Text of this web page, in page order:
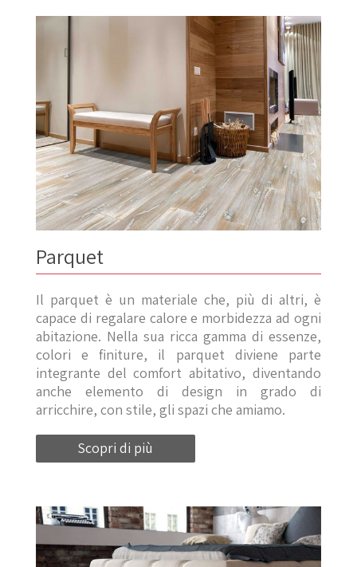
Parquet
Il parquet è un materiale che, più di altri, è
capace di regalare calore e morbidezza ad ogni
abitazione. Nella sua ricca gamma di essenze,
colori e finiture, il parquet diviene parte
integrante del comfort abitativo, diventando
anche elemento di design in grado di
arricchire, con stile, gli spazi che amiamo.
Scopri di più